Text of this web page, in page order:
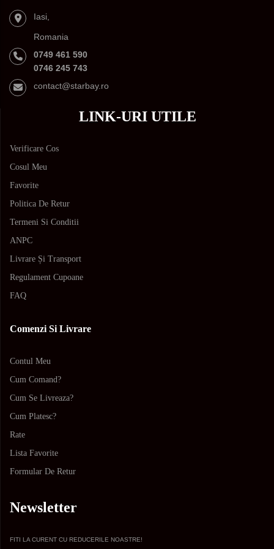
Iasi,
Romania
0749 461 590
0746 245 743
contact@starbay.ro
LINK-URI UTILE
Verificare Cos
Cosul Meu
Favorite
Politica De Retur
Termeni Si Conditii
ANPC
Livrare Și Transport
Regulament Cupoane
FAQ
Comenzi Si Livrare
Contul Meu
Cum Comand?
Cum Se Livreaza?
Cum Platesc?
Rate
Lista Favorite
Formular De Retur
Newsletter
FITI LA CURENT CU REDUCERILE NOASTRE!